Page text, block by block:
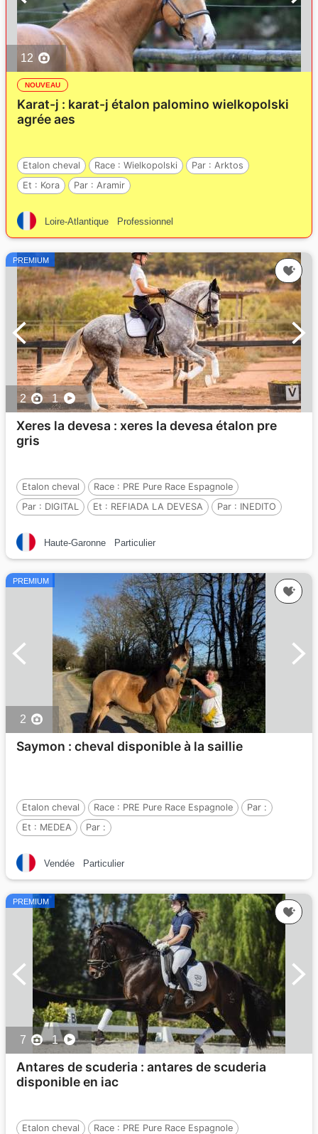
12
NOUVEAU
Karat-j : karat-j étalon palomino wielkopolski
agrée aes
Etalon cheval Race : Wielkopolski Par : Arktos
Et : Kora Par : Aramir
Loire-Atlantique Professionnel
PREMIUM
2 1
Xeres la devesa : xeres la devesa étalon pre
gris
Etalon cheval Race : PRE Pure Race Espagnole
Par : DIGITAL Et : REFIADA LA DEVESA Par : INEDITO
Haute-Garonne Particulier
PREMIUM
2
Saymon : cheval disponible à la saillie
Etalon cheval Race : PRE Pure Race Espagnole
Par :
Et : MEDEA Par :
Vendée Particulier
PREMIUM
7 1
Antares de scuderia : antares de scuderia
disponible en iac
Etalon cheval Race : PRE Pure Race Espagnole